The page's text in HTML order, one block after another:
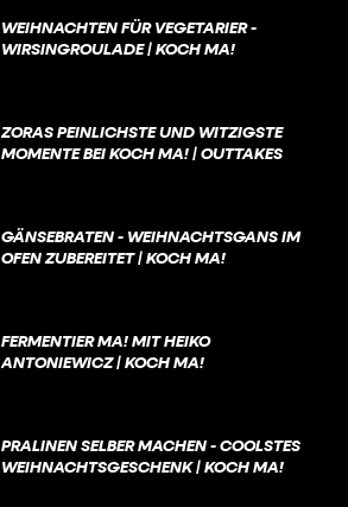
WEIHNACHTEN FÜR VEGETARIER -
WIRSINGROULADE | KOCH MA!
ZORAS PEINLICHSTE UND WITZIGSTE
MOMENTE BEI KOCH MA! | OUTTAKES
GÄNSEBRATEN - WEIHNACHTSGANS IM
OFEN ZUBEREITET | KOCH MA!
FERMENTIER MA! MIT HEIKO
ANTONIEWICZ | KOCH MA!
PRALINEN SELBER MACHEN - COOLSTES
WEIHNACHTSGESCHENK | KOCH MA!